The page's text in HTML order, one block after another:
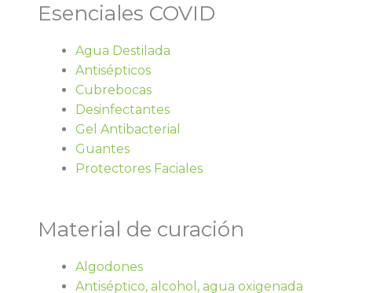
Esenciales COVID
Agua Destilada
Antisépticos
Cubrebocas
Desinfectantes
Gel Antibacterial
Guantes
Protectores Faciales
Material de curación
Algodones
Antiséptico, alcohol, agua oxigenada